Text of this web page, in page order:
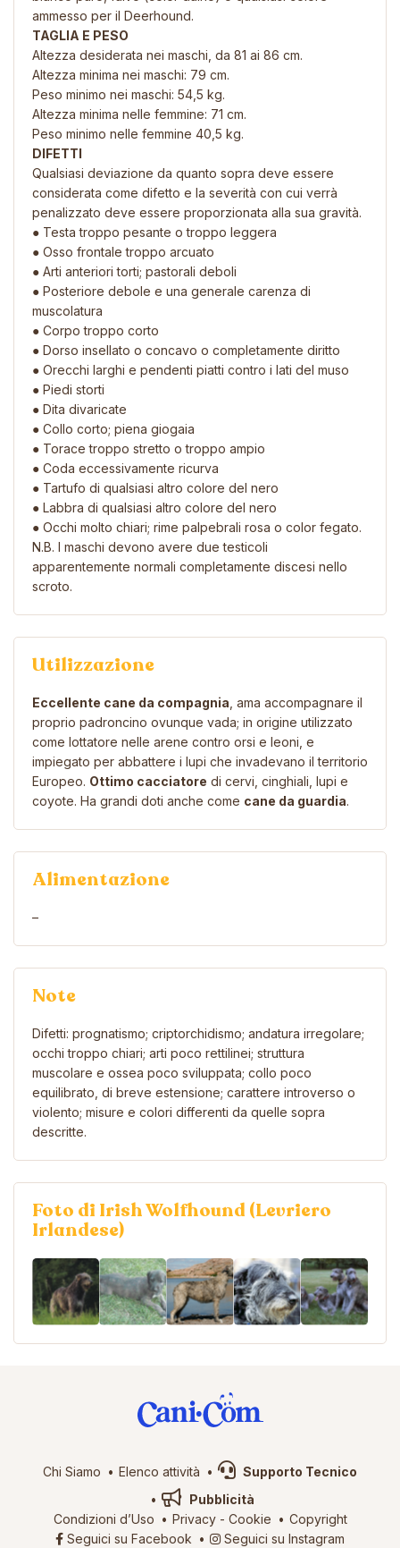
ammesso per il Deerhound.
TAGLIA E PESO
Altezza desiderata nei maschi, da 81 ai 86 cm.
Altezza minima nei maschi: 79 cm.
Peso minimo nei maschi: 54,5 kg.
Altezza minima nelle femmine: 71 cm.
Peso minimo nelle femmine 40,5 kg.
DIFETTI
Qualsiasi deviazione da quanto sopra deve essere
considerata come difetto e la severità con cui verrà
penalizzato deve essere proporzionata alla sua gravità.
● Testa troppo pesante o troppo leggera
● Osso frontale troppo arcuato
● Arti anteriori torti; pastorali deboli
● Posteriore debole e una generale carenza di
muscolatura
● Corpo troppo corto
● Dorso insellato o concavo o completamente diritto
● Orecchi larghi e pendenti piatti contro i lati del muso
● Piedi storti
● Dita divaricate
● Collo corto; piena giogaia
● Torace troppo stretto o troppo ampio
● Coda eccessivamente ricurva
● Tartufo di qualsiasi altro colore del nero
● Labbra di qualsiasi altro colore del nero
● Occhi molto chiari; rime palpebrali rosa o color fegato.
N.B. I maschi devono avere due testicoli
apparentemente normali completamente discesi nello
scroto.
Utilizzazione
Eccellente cane da compagnia , ama accompagnare il
proprio padroncino ovunque vada; in origine utilizzato
come lottatore nelle arene contro orsi e leoni, e
impiegato per abbattere i lupi che invadevano il territorio
Europeo. Ottimo cacciatore di cervi, cinghiali, lupi e
coyote. Ha grandi doti anche come cane da guardia.
Alimentazione
–
Note
Difetti: prognatismo; criptorchidismo; andatura irregolare;
occhi troppo chiari; arti poco rettilinei; struttura
muscolare e ossea poco sviluppata; collo poco
equilibrato, di breve estensione; carattere introverso o
violento; misure e colori differenti da quelle sopra
descritte.
Foto di Irish Wolfhound (Levriero
Irlandese)
Chi Siamo Elenco attività
Supporto Tecnico
Pubblicità
Condizioni d’Uso
Privacy- Cookie
Copyright
Seguici su Facebook
Seguici su Instagram